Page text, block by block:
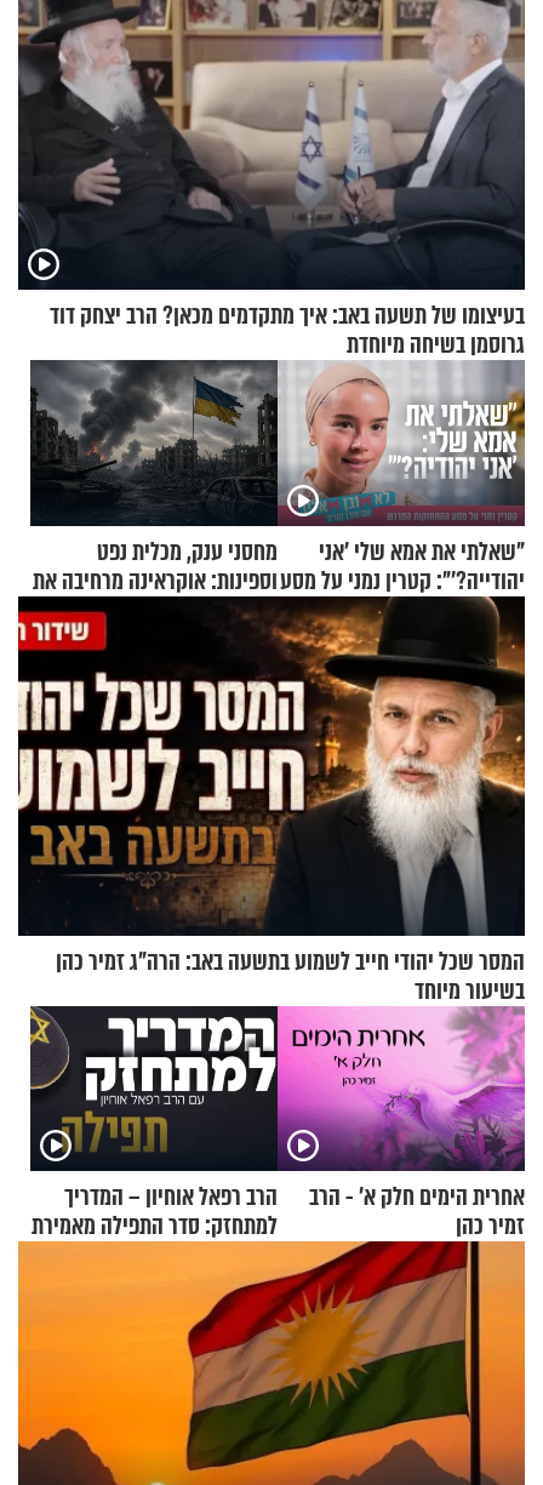
בעיצומו של תשעה באב: איך מתקדמים מכאן? הרב יצחק דוד
גרוסמן בשיחה מיוחדת
"שאלתי את אמא שלי 'אני
יהודייה?'": קטרין נמני על מסע
ההתחזקות המרגש
מחסני ענק, מכלית נפט
וספינות: אוקראינה מרחיבה את
התקיפות בעומק רוסיה
המסר שכל יהודי חייב לשמוע בתשעה באב: הרה"ג זמיר כהן
בשיעור מיוחד
אחרית הימים חלק א’ - הרב
זמיר כהן
הרב רפאל אוחיון – המדריך
למתחזק: סדר התפילה מאמירת